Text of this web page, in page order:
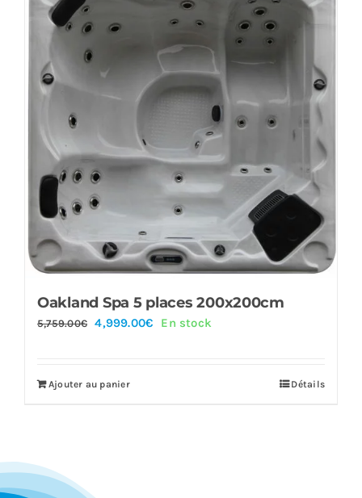
Oakland Spa 5 places 200x200cm
5,759.00€ Le
était :
4,999.00€LeEn stock
Ajouter au panier Détails